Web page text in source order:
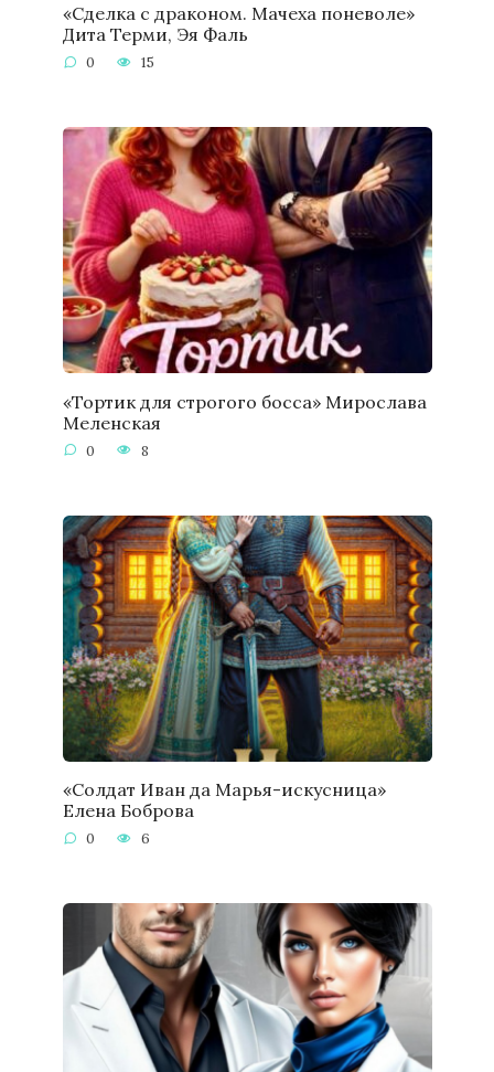
«Сделка с драконом. Мачеха поневоле»
Дита Терми, Эя Фаль
0 15
«Тортик для строгого босса» Мирослава
Меленская
0 8
«Солдат Иван да Марья-искусница»
Елена Боброва
0 6